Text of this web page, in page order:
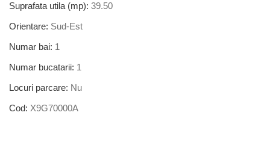
Suprafata utila (mp): 39.50
Orientare: Sud-Est
Numar bai: 1
Numar bucatarii: 1
Locuri parcare: Nu
Cod: X9G70000A